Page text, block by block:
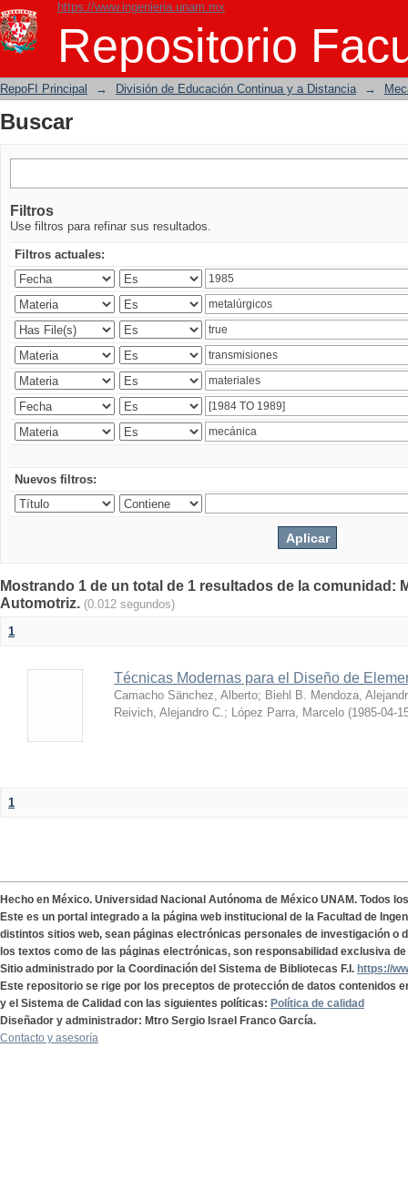
https://www.ingenieria.unam.mx
Repositorio
Buscar
RepoFI Principal → División de Educación Continua y a Distancia →
Buscar
Filtros
Use filtros para refinar sus resultados.
Filtros actuales:
Nuevos filtros:
Mostrando 1 de un total de 1 resultados de la comunidad:
Automotriz. (0.012 segundos)
1
Técnicas Modernas para el Diseño de
Camacho Sänchez, Alberto; Biehl B. Mendoza,
Reivich, Alejandro C.; López Parra, Marcelo (1985-04-
1
Hecho en México. Universidad Nacional Autónoma de México UNAM. Todos
Este es un portal integrado a la página web institucional de la Facultad de
distintos sitios web, sean páginas electrónicas personales de investigación o
los textos como de las páginas electrónicas, son responsabilidad exclusiva
Sitio administrado por la Coordinación del Sistema de Bibliotecas F.I. https://
Este repositorio se rige por los preceptos de protección de datos contenidos
y el Sistema de Calidad con las siguientes políticas: Política de calidad
Diseñador y administrador: Mtro Sergio Israel Franco García.
Contacto y asesoría